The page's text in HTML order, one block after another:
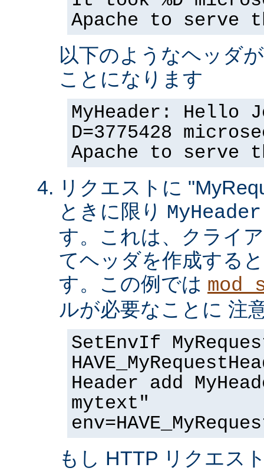
Apache to serve
以下のようなヘッダ
ことになります
MyHeader: Hello
D=3775428
Apache to serve
リクエストに
ときに限り MyHeader
す。これは、クライ
てヘッダを作成する
す。この例では
ルが必要なことに 注
SetEnvIf
Header add
mytext"
もし HTTP リクエス